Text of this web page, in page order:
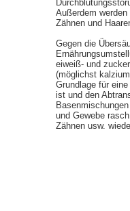
Außerdem
Zähnen und
Gegen die
eiweiß- und
(möglichst
Grundlage für
ist und den
und Gewebe
Zähnen usw.